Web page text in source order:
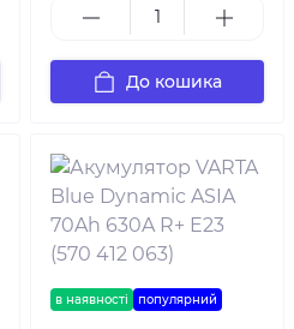
До кошика
в наявності популярний